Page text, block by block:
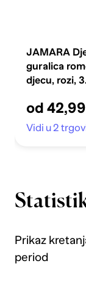
JAMARA
guralica
djecu, rozi, 3
kotačima
od
Vidi u 2
Prikaz
period